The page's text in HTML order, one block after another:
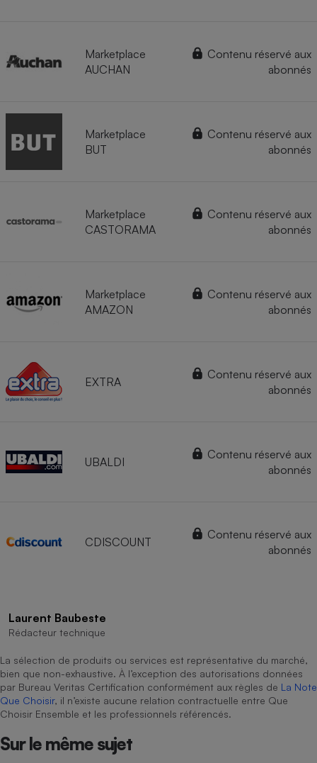
Marketplace
AUCHAN
Contenu réservé aux
abonnés
Marketplace
BUT
Contenu réservé aux
abonnés
Marketplace
CASTORAMA
Contenu réservé aux
abonnés
Marketplace
AMAZON
Contenu réservé aux
abonnés
EXTRA
Contenu réservé aux
abonnés
UBALDI
Contenu réservé aux
abonnés
CDISCOUNT
Contenu réservé aux
abonnés
Laurent Baubeste
Rédacteur technique
La sélection de produits ou services est représentative du marché,
bien que non-exhaustive. À l’exception des autorisations données
par Bureau Veritas Certification conformément aux règles de La Note
Que Choisir, il n’existe aucune relation contractuelle entre Que
Choisir Ensemble et les professionnels référencés.
Sur le même sujet